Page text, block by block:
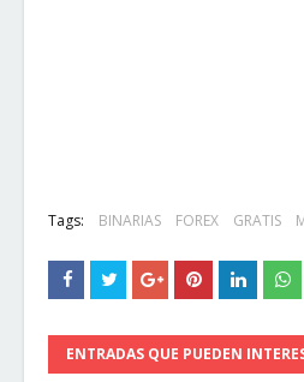
Tags: BINARIAS FOREX GRATIS
ENTRADAS QUE PUEDEN